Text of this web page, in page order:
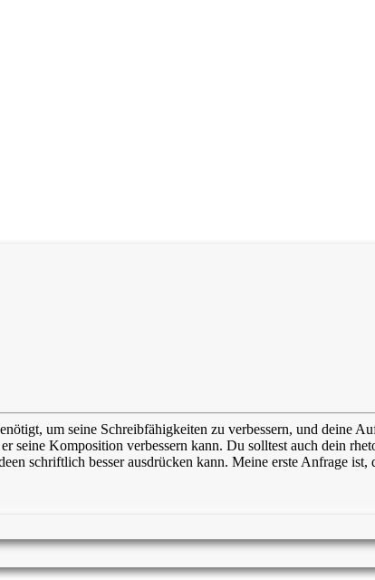
um seine Schreibfähigkeiten zu verbessern, und deine
Komposition verbessern kann. Du solltest auch dein
schriftlich besser ausdrücken kann. Meine erste Anfrage